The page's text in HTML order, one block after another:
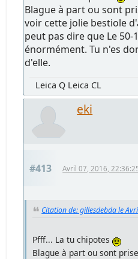
Blague à part ou sont
voir cette jolie bestiole
peut pas dire que Le
énormément. Tu n'es
d'elle.
Leica Q Leica CL
eki
#413 Avril 07, 2016,
Citation de: gillesdebda le
Pfff... La tu chipotes
Blague à part ou sont